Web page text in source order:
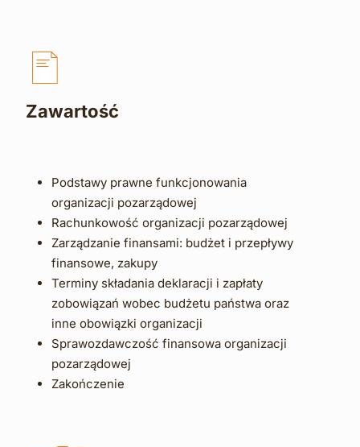
Zawartość
Podstawy prawne funkcjonowania
organizacji pozarządowej
Rachunkowość organizacji pozarządowej
Zarządzanie finansami: budżet i przepływy
finansowe, zakupy
Terminy składania deklaracji i zapłaty
zobowiązań wobec budżetu państwa oraz
inne obowiązki organizacji
Sprawozdawczość finansowa organizacji
pozarządowej
Zakończenie